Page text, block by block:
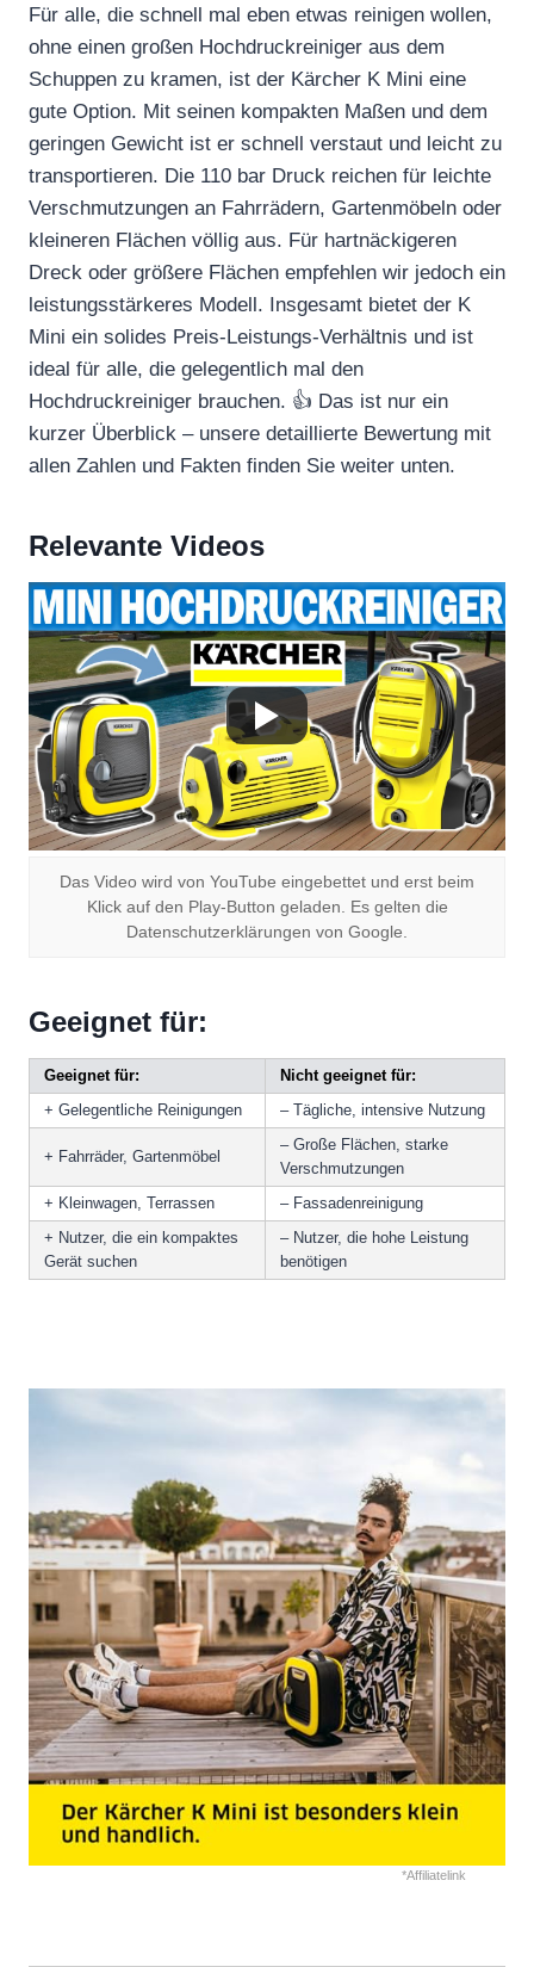
Für alle, die schnell mal eben etwas reinigen wollen,
ohne einen großen Hochdruckreiniger aus dem
Schuppen zu kramen, ist der Kärcher K Mini eine
gute Option. Mit seinen kompakten Maßen und dem
geringen Gewicht ist er schnell verstaut und leicht zu
transportieren. Die 110 bar Druck reichen für leichte
Verschmutzungen an Fahrrädern, Gartenmöbeln oder
kleineren Flächen völlig aus. Für hartnäckigeren
Dreck oder größere Flächen empfehlen wir jedoch ein
leistungsstärkeres Modell. Insgesamt bietet der K
Mini ein solides Preis-Leistungs-Verhältnis und ist
ideal für alle, die gelegentlich mal den
Hochdruckreiniger brauchen. 👍 Das ist nur ein
kurzer Überblick – unsere detaillierte Bewertung mit
allen Zahlen und Fakten finden Sie weiter unten.
Relevante Videos
Das Video wird von YouTube eingebettet und erst beim
Klick auf den Play-Button geladen. Es gelten die
Datenschutzerklärungen von Google.
Geeignet für:
Geeignet für:
Nicht geeignet für:
+ Gelegentliche Reinigungen
– Tägliche, intensive Nutzung
+ Fahrräder, Gartenmöbel
– Große Flächen, starke
Verschmutzungen
+ Kleinwagen, Terrassen
– Fassadenreinigung
+ Nutzer, die ein kompaktes
Gerät suchen
– Nutzer, die hohe Leistung
benötigen
*Affiliatelink